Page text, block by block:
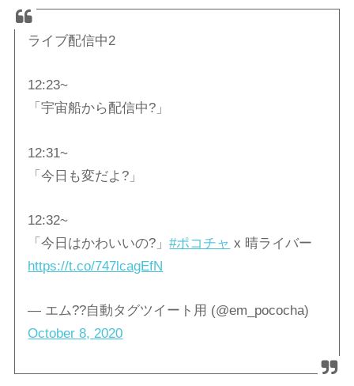
ライブ配信中2
12:23~
「宇宙船から配信中?」
12:31~
「今日も変だよ?」
12:32~
「今日はかわいいの?」#ポコチャ x 晴ライバー
https://t.co/747lcagEfN
— エム??自動タグツイート用 (@em_pococha)
October 8, 2020